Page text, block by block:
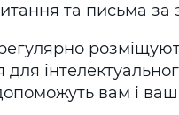
та письма
для
вам і